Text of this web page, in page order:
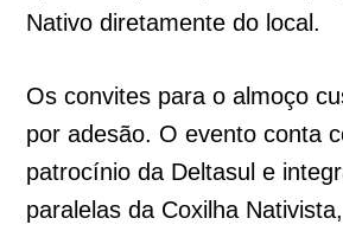
Nativo diretamente do local.
Os convites para o almoço
por adesão. O evento conta
patrocínio da Deltasul e
paralelas da Coxilha